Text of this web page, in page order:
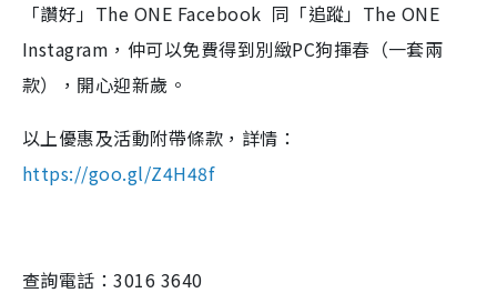
「讚好」The ONE Facebook 同「追蹤」The ONE
Instagram，仲可以免費得到別緻PC狗揮春（一套兩
款），開心迎新歲。
以上優惠及活動附帶條款，詳情：
https://goo.gl/Z4H48f
查詢電話：3016 3640